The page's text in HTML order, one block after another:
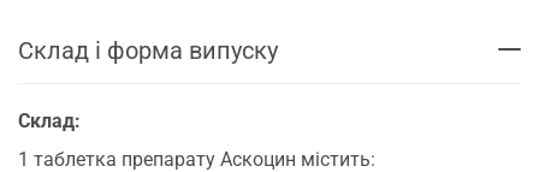
Склад і форма випуску
Склад:
1 таблетка препарату Аскоцин містить: